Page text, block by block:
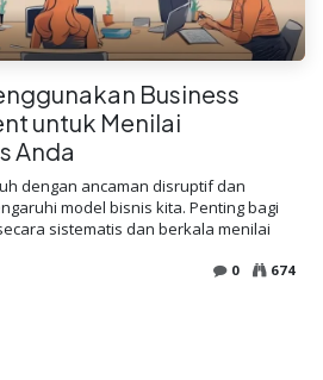
Business
untuk Menilai
Anda
dengan ancaman disruptif dan
model bisnis kita. Penting bagi
sistematis dan berkala menilai
0 674